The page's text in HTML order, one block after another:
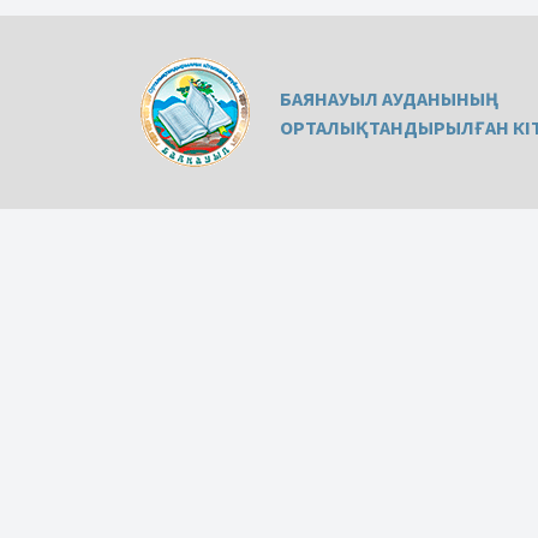
БАЯНАУЫЛ АУДАНЫНЫҢ
ОРТАЛЫҚТАНДЫРЫЛҒАН